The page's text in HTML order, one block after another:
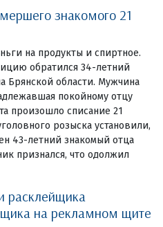
знакомого 21
на продукты и спиртное.
обратился 34-летний
Брянской области. Мужчина
покойному отцу
произошло списание 21
розыска установили,
43-летний знакомый отца
признался, что одолжил
расклейщика
на рекламном щите